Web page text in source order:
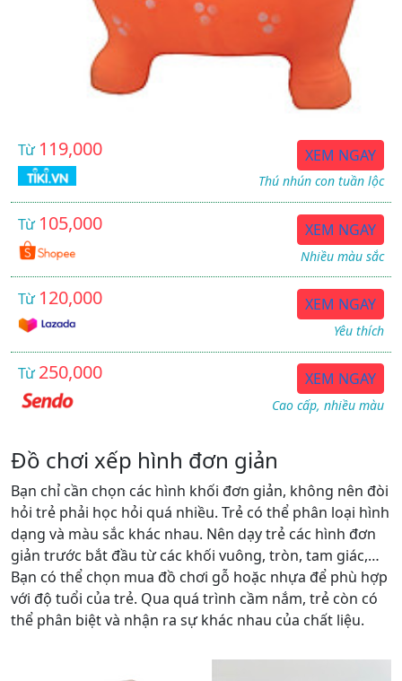
Từ 119,000 XEM NGAY
Thú nhún con tuần lộc
Từ 105,000 XEM NGAY
Nhiều màu sắc
Từ 120,000 XEM NGAY
Yêu thích
Từ250,000 XEM NGAY
Cao cấp, nhiều màu
Đồ chơi xếp hình đơn giản
Bạn chỉ cần chọn các hình khối đơn giản, không nên đòi
hỏi trẻ phải học hỏi quá nhiều. Trẻ có thể phân loại hình
dạng và màu sắc khác nhau. Nên dạy trẻ các hình đơn
giản trước bắt đầu từ các khối vuông, tròn, tam giác,…
Bạn có thể chọn mua đồ chơi gỗ hoặc nhựa để phù hợp
với độ tuổi của trẻ. Qua quá trình cầm nắm, trẻ còn có
thể phân biệt và nhận ra sự khác nhau của chất liệu.